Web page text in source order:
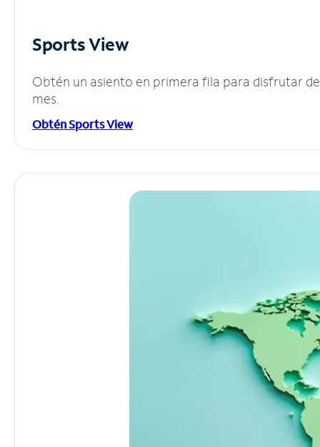
Sports View
Obtén un asiento en primera fila para disfrutar
mes.
Obtén Sports View